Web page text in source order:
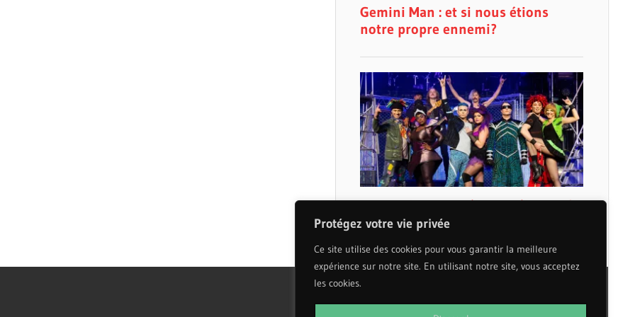
Protégez votre vie privée
Ce site utilise des cookies pour vous garantir la meilleure
expérience sur notre site. En utilisant notre site, vous acceptez
les cookies.